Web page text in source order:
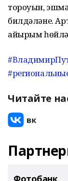
тороуын,
билдәләне.
айырым
Читайте
Фотобанк